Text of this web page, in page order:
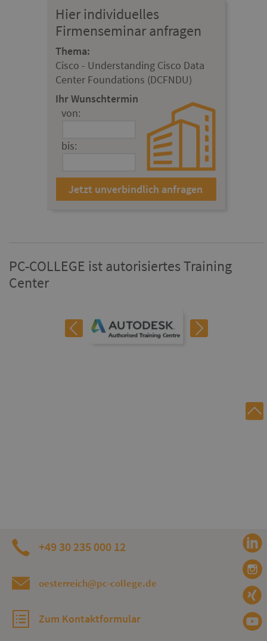
Hier individuelles
Firmenseminar anfragen
Thema:
Cisco - Understanding Cisco Data
Center Foundations (DCFNDU)
Ihr Wunschtermin
von:
bis:
PC-COLLEGE ist autorisiertes Training
Center
+49 30 235 000 12
oesterreich@pc-college.de
Zum Kontaktformular